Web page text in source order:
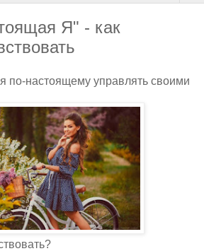
Я" - как
по-настоящему управлять своими